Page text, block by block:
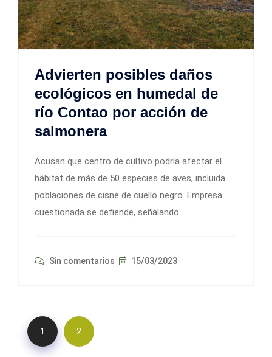
Advierten posibles daños
ecológicos en humedal de
río Contao por acción de
salmonera
Acusan que centro de cultivo podría afectar el
hábitat de más de 50 especies de aves, incluida
poblaciones de cisne de cuello negro. Empresa
cuestionada se defiende, señalando
Sin comentarios 15/03/2023
1 2